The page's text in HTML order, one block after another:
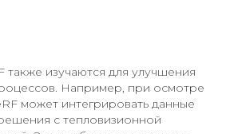
также изучаются для улучшения
Например, при осмотре
может интегрировать данные
с тепловизионной